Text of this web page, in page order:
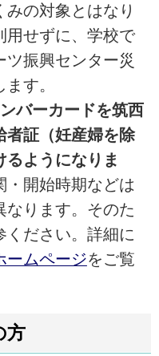
の対象とはなり
用せずに、学校で
ツ振興センター災
す。
バーカードを筑西
者証（妊産婦を除
るようになりま
・開始時期などは
なります。そのた
ください。詳細に
ームページをご覧
方